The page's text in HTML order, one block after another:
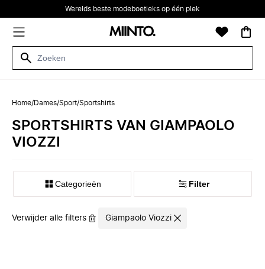
Werelds beste modeboetieks op één plek
Home/Dames/Sport/Sportshirts
SPORTSHIRTS VAN GIAMPAOLO
VIOZZI
Categorieën Filter
Verwijder alle filters Giampaolo Viozzi